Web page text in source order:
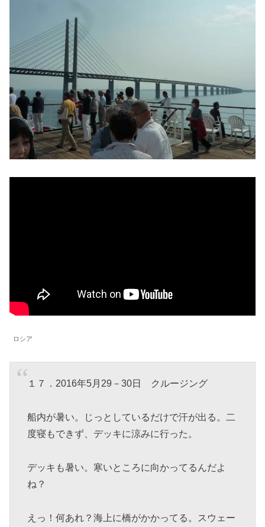
ロシア
１７．2016年5月29－30日 クルージング
船内が暑い。じっとしているだけで汗が出る。二
度寝もできず、デッキに涼みに行った。
デッキも暑い。寒いところに向かってるんだよ
ね？
えっ！何あれ？海上に橋がかかってる。スウェー